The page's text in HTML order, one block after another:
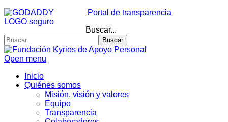
Portal de transparencia
Buscar...
Buscar
Open menu
Inicio
Quiénes somos
Misión, visión y valores
Equipo
Transparencia